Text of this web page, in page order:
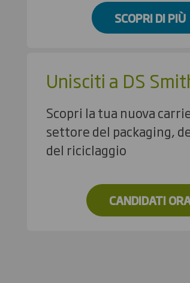
SCOPRI DI PIÙ
Unisciti a DS
Scopri la tua nuova
settore del packaging,
del riciclaggio
CANDIDATI